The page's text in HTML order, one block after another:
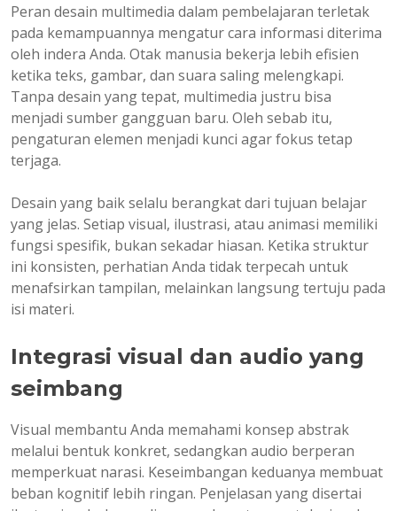
Peran desain multimedia dalam pembelajaran terletak
pada kemampuannya mengatur cara informasi diterima
oleh indera Anda. Otak manusia bekerja lebih efisien
ketika teks, gambar, dan suara saling melengkapi.
Tanpa desain yang tepat, multimedia justru bisa
menjadi sumber gangguan baru. Oleh sebab itu,
pengaturan elemen menjadi kunci agar fokus tetap
terjaga.
Desain yang baik selalu berangkat dari tujuan belajar
yang jelas. Setiap visual, ilustrasi, atau animasi memiliki
fungsi spesifik, bukan sekadar hiasan. Ketika struktur
ini konsisten, perhatian Anda tidak terpecah untuk
menafsirkan tampilan, melainkan langsung tertuju pada
isi materi.
Integrasi visual dan audio yang
seimbang
Visual membantu Anda memahami konsep abstrak
melalui bentuk konkret, sedangkan audio berperan
memperkuat narasi. Keseimbangan keduanya membuat
beban kognitif lebih ringan. Penjelasan yang disertai